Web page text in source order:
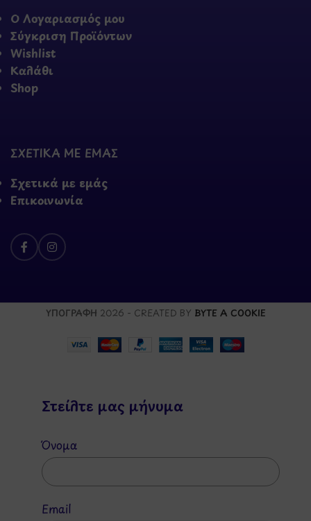
Ο Λογαριασμός μου
Σύγκριση Προϊόντων
Wishlist
Καλάθι
Shop
ΣΧΕΤΙΚΑ ΜΕ ΕΜΑΣ
Σχετικά με εμάς
Επικοινωνία
ΥΠΟΓΡΑΦΗ 2026 - CREATED BY BYTE A COOKIE
Στείλτε μας μήνυμα
Όνομα
Email